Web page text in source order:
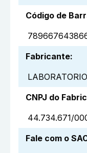
Código de
Fabricante:
CNPJ do
44.734.671/
Fale com o